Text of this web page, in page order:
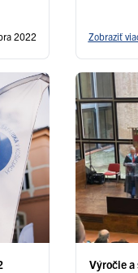
2022 Zobraziť
Výročie